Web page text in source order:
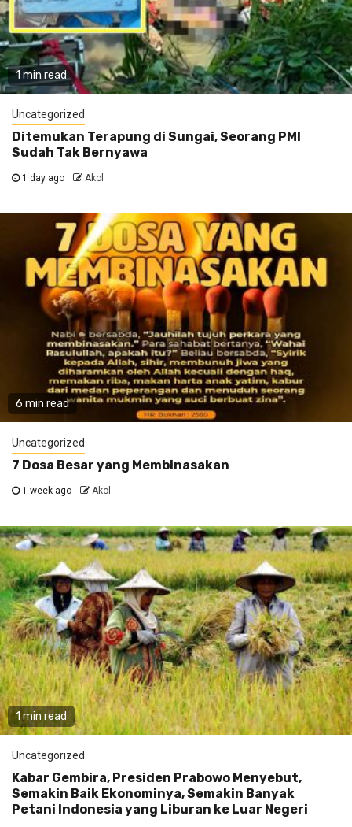
1 min read
Uncategorized
Ditemukan Terapung di Sungai, Seorang PMI
Sudah Tak Bernyawa
1 day ago Akol
6 min read
Uncategorized
7 Dosa Besar yang Membinasakan
1 week ago Akol
1 min read
Uncategorized
Kabar Gembira, Presiden Prabowo Menyebut,
Semakin Baik Ekonominya, Semakin Banyak
Petani Indonesia yang Liburan ke Luar Negeri